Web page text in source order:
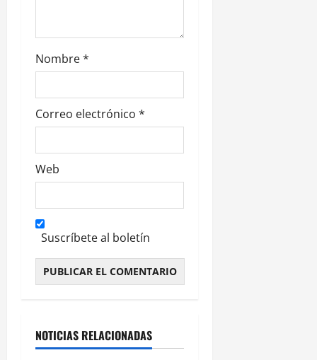
d
a
s
Nombre*
Correo electrónico *
Web
Suscríbete al boletín
NOTICIAS RELACIONADAS